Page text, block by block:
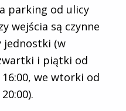
parking od ulicy
wejścia są czynne
jednostki (w
i piątki od
we wtorki od